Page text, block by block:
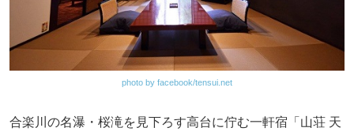
photo by facebook/tensui.net
合楽川の名瀑・桜滝を見下ろす高台に佇む一軒宿「山荘 天